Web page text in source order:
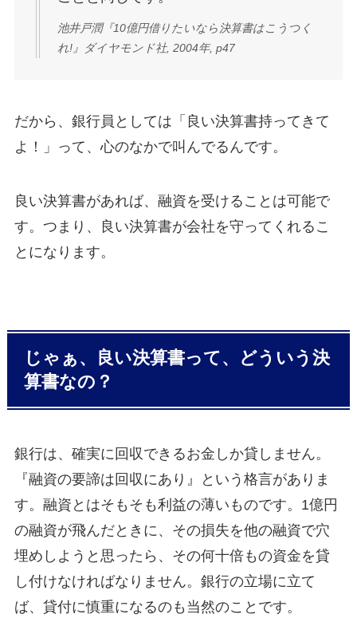
池井戸潤『10億円借りたいなら決算書はこうつく
れ!』ダイヤモンド社, 2004年, p47
だから、銀行員としては「良い決算書持ってきて
よ！」って、心のなかで叫んでるんです。
良い決算書があれば、融資を受けることは可能で
す。つまり、良い決算書が会社を守ってくれるこ
とになります。
じゃぁ、良い決算書って、どういう決
算書なの？
銀行は、確実に回収できるお金しか貸しません。
『融資の要諦は回収にあり』という格言がありま
す。融資とはそもそも利益の薄いものです。1億円
の融資が飛んだときに、その損失を他の融資で穴
埋めしようと思ったら、その何十倍もの資金を貸
し付けなければなりません。銀行の立場に立て
ば、貸付に慎重になるのも当然のことです。